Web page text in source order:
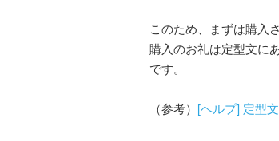
このため、まずは購入
購入のお礼は定型文に
です。
（参考） [ヘルプ] 定型